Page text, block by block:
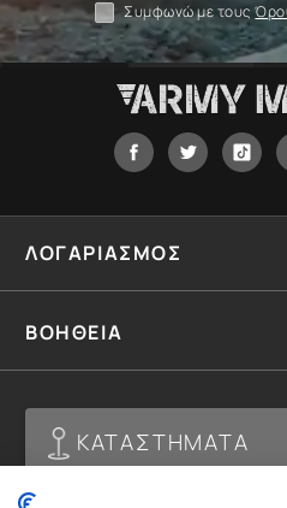
Συμφωνώ με τους
FacebookTwitter
ΚΑΤΑΣΤΗΜΑΤΑ
ΒΟΗΘΕΙΑ
ΛΟΓΑΡΙΑΣΜΟΣ